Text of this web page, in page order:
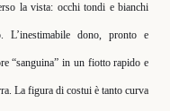
la vista: occhi tondi e bianchi
L’inestimabile dono, pronto e
“sanguina” in un fiotto rapido e
La figura di costui è tanto curva